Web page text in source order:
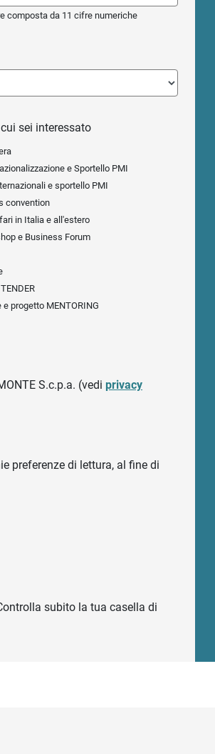
composta da 11 cifre numeriche
sei interessato
e Sportello PMI
e sportello PMI
convention
in Italia e all'estero
e Business Forum
progetto MENTORING
S.c.p.a. (vedi privacy
preferenze di lettura, al fine di
subito la tua casella di